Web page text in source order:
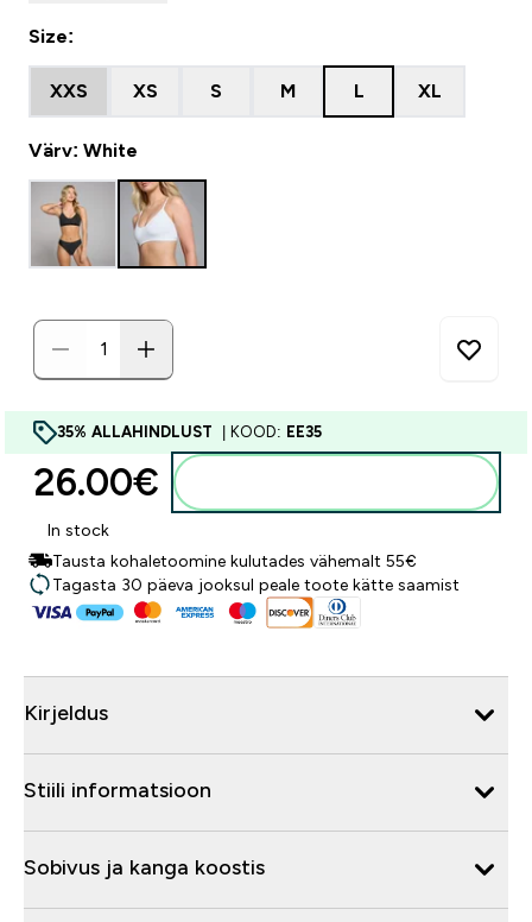
Size:
XXS XS S M L XL
Värv: White
35% ALLAHINDLUST | KOOD: EE35
26.00€‎
In stock
Tausta kohaletoomine kulutades vähemalt 55€
Tagasta 30 päeva jooksul peale toote kätte saamist
Kirjeldus
Stiili informatsioon
Sobivus ja kanga koostis